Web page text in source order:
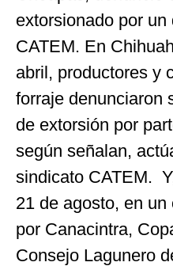
extorsionado por
CATEM. En
abril, productores y
forraje denunciaron
de extorsión por
según señalan,
sindicato CATEM.
21 de agosto, en
por Canacintra,
Consejo Lagunero